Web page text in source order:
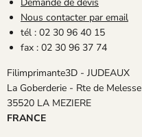
Nous contacter par email
tél : 02 30 96 40 15
fax : 02 30 96 37 74
Filimprimante3D - JUDEAUX
La Goberderie - Rte de Melesse
35520 LA MEZIERE
FRANCE